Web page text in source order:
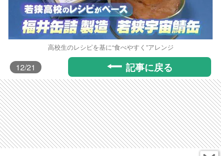
高校生のレシピを基に“食べやすく”アレンジ
12/21 記事に戻る